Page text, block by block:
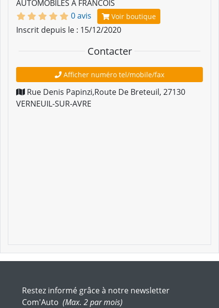
AUTOMOBILES A FRANCOIS
0 avis
Voir boutique
Inscrit depuis le : 15/12/2020
Contacter
Afficher numéro tel/mobile/fax
Rue Denis Papinzi,Route De Breteuil, 27130
VERNEUIL-SUR-AVRE
Restez informé grâce à notre newsletter
Com'Auto (Max. 2 par mois)